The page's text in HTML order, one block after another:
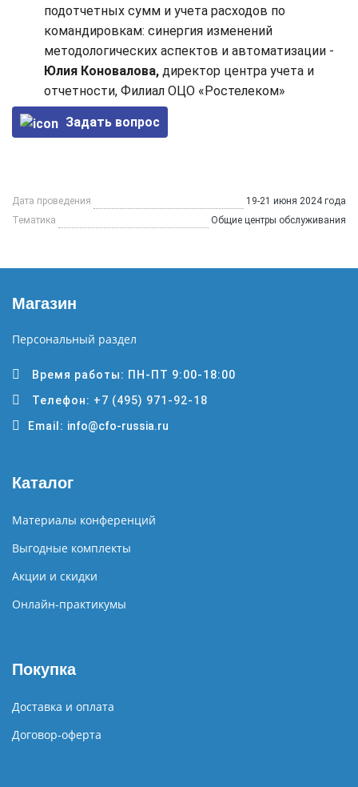
подотчетных сумм и учета расходов по
командировкам: синергия изменений
методологических аспектов и автоматизации -
Юлия Коновалова, директор центра учета и
отчетности, Филиал ОЦО «Ростелеком»
Задать вопрос
Дата проведения
19-21 июня 2024 года
Тематика
Общие центры обслуживания
Магазин
Персональный раздел
Время работы: ПН-ПТ 9:00-18:00
Телефон: +7 (495) 971-92-18
Email: info@cfo-russia.ru
Каталог
Материалы конференций
Выгодные комплекты
Акции и скидки
Онлайн-практикумы
Покупка
Доставка и оплата
Договор-оферта